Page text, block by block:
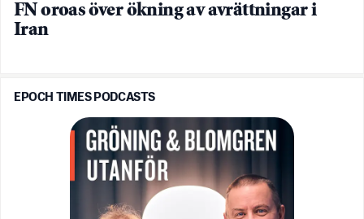
FN oroas över ökning av avrättningar i
Iran
EPOCH TIMES PODCASTS